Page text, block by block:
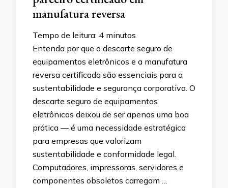
manufatura reversa
Tempo de leitura: 4 minutos
Entenda por que o descarte seguro de
equipamentos eletrônicos e a manufatura
reversa certificada são essenciais para a
sustentabilidade e segurança corporativa. O
descarte seguro de equipamentos
eletrônicos deixou de ser apenas uma boa
prática — é uma necessidade estratégica
para empresas que valorizam
sustentabilidade e conformidade legal.
Computadores, impressoras, servidores e
componentes obsoletos carregam …